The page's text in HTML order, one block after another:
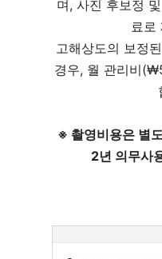
며, 사진 후보정
료로
고해상도의 보정
경우, 월 관리비
※ 촬영비용은 별
2년 의무사